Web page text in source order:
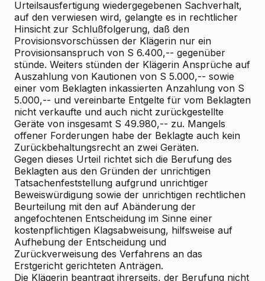
Urteilsausfertigung wiedergegebenen Sachverhalt,
auf den verwiesen wird, gelangte es in rechtlicher
Hinsicht zur Schlußfolgerung, daß den
Provisionsvorschüssen der Klägerin nur ein
Provisionsanspruch von S 6.400,-- gegenüber
stünde. Weiters stünden der Klägerin Ansprüche auf
Auszahlung von Kautionen von S 5.000,-- sowie
einer vom Beklagten inkassierten Anzahlung von S
5.000,-- und vereinbarte Entgelte für vom Beklagten
nicht verkaufte und auch nicht zurückgestellte
Geräte von insgesamt S 49.980,-- zu. Mangels
offener Forderungen habe der Beklagte auch kein
Zurückbehaltungsrecht an zwei Geräten.
Gegen dieses Urteil richtet sich die Berufung des
Beklagten aus den Gründen der unrichtigen
Tatsachenfeststellung aufgrund unrichtiger
Beweiswürdigung sowie der unrichtigen rechtlichen
Beurteilung mit den auf Abänderung der
angefochtenen Entscheidung im Sinne einer
kostenpflichtigen Klagsabweisung, hilfsweise auf
Aufhebung der Entscheidung und
Zurückverweisung des Verfahrens an das
Erstgericht gerichteten Anträgen.
Die Klägerin beantragt ihrerseits, der Berufung nicht